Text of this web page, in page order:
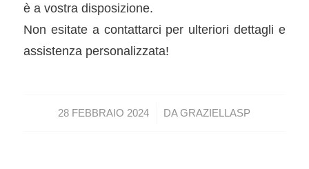
è a vostra disposizione.
Non esitate a contattarci per ulteriori dettagli e
assistenza personalizzata!
28 FEBBRAIO 2024
/ DAGRAZIELLASP